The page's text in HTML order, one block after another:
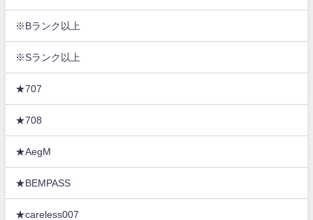
※Bランク以上
※Sランク以上
★707
★708
★AegM
★BEMPASS
★careless007